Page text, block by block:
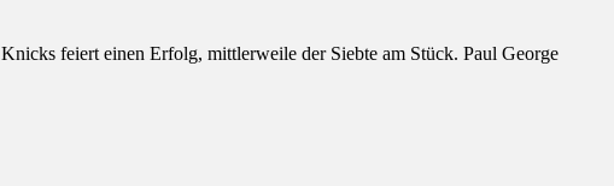
feiert einen Erfolg, mittlerweile der Siebte am Stück. Paul George